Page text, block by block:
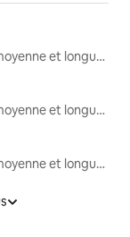
Locations moyenne et longue durée
Locations moyenne et longue durée
Locations moyenne et longue durée